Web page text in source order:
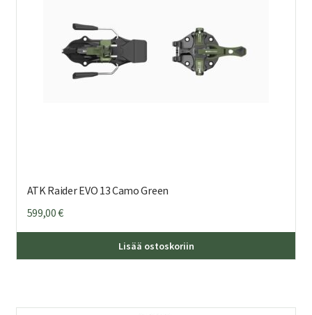
ATK Raider EVO 13 Camo Green
599,00€
Lisää ostoskoriin